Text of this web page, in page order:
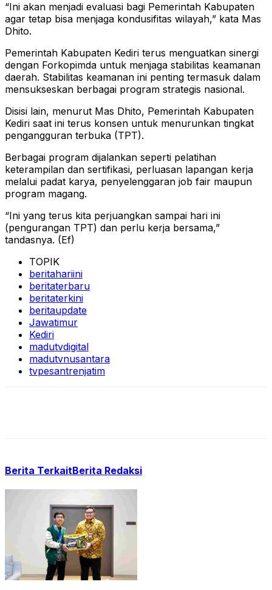
“Ini akan menjadi evaluasi bagi Pemerintah Kabupaten
agar tetap bisa menjaga kondusifitas wilayah,” kata Mas
Dhito.
Pemerintah Kabupaten Kediri terus menguatkan sinergi
dengan Forkopimda untuk menjaga stabilitas keamanan
daerah. Stabilitas keamanan ini penting termasuk dalam
mensukseskan berbagai program strategis nasional.
Disisi lain, menurut Mas Dhito, Pemerintah Kabupaten
Kediri saat ini terus konsen untuk menurunkan tingkat
pengangguran terbuka (TPT).
Berbagai program dijalankan seperti pelatihan
keterampilan dan sertifikasi, perluasan lapangan kerja
melalui padat karya, penyelenggaran job fair maupun
program magang.
“Ini yang terus kita perjuangkan sampai hari ini
(pengurangan TPT) dan perlu kerja bersama,”
tandasnya. (Ef)
TOPIK
beritahariini
beritaterbaru
beritaterkini
beritaupdate
Jawatimur
Kediri
madutvdigital
madutvnusantara
tvpesantrenjatim
Berita TerkaitBerita Redaksi